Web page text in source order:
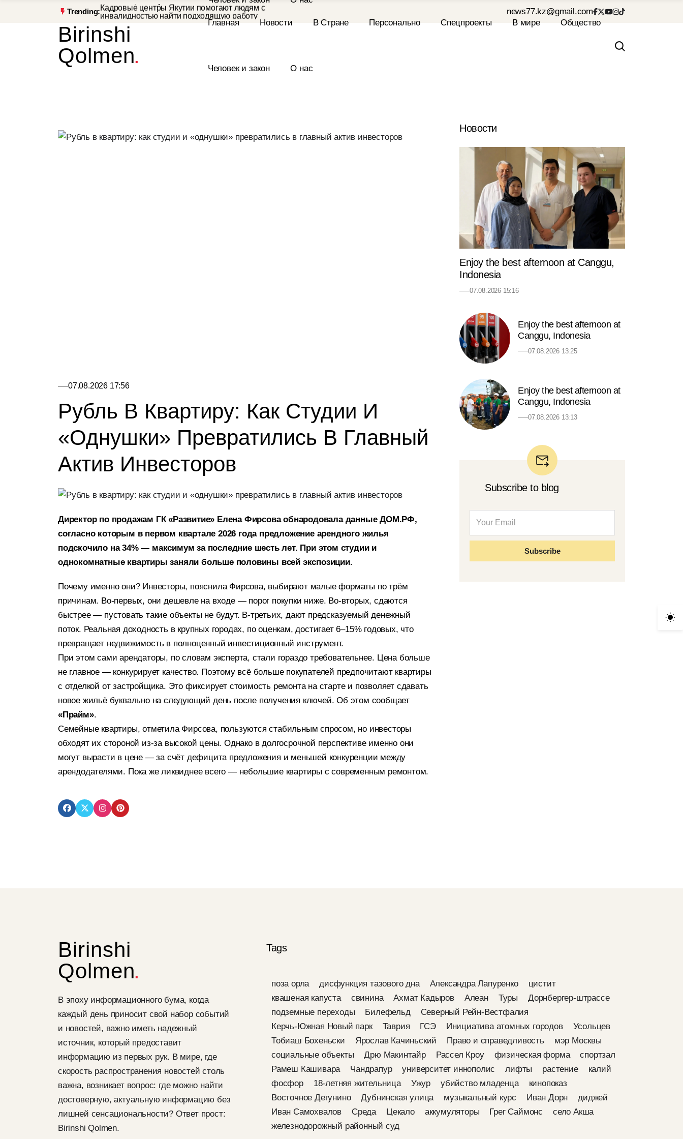
Trending:Кадровые центры Якутии помогают людям с
инвалидностью найти подходящую работу
Депутат Госдумы Толмачев озвучил истинный смысл
слов президента Польши
Магаданская область впервые примет туристский слёт
news77.kz@gmail.com
Birinshi
Qolmen
07.08.2026 17:56
Рубль В Квартиру: Как Студии И
«однушки» Превратились В Главный
Актив Инвесторов
Директор по продажам ГК «Развитие» Елена Фирсова обнародовала данные ДОМ.РФ,
согласно которым в первом квартале 2026 года предложение арендного жилья
подскочило на 34% — максимум за последние шесть лет. При этом студии и
однокомнатные квартиры заняли больше половины всей экспозиции.
Почему именно они? Инвесторы, пояснила Фирсова, выбирают малые форматы по трём
причинам. Во-первых, они дешевле на входе — порог покупки ниже. Во-вторых, сдаются
быстрее — пустовать такие объекты не будут. В-третьих, дают предсказуемый денежный
поток. Реальная доходность в крупных городах, по оценкам, достигает 6–15% годовых, что
превращает недвижимость в полноценный инвестиционный инструмент.
При этом сами арендаторы, по словам эксперта, стали гораздо требовательнее. Цена больше
не главное — конкурирует качество. Поэтому всё больше покупателей предпочитают квартиры
с отделкой от застройщика. Это фиксирует стоимость ремонта на старте и позволяет сдавать
новое жильё буквально на следующий день после получения ключей. Об этом сообщает
«Прайм».
Семейные квартиры, отметила Фирсова, пользуются стабильным спросом, но инвесторы
обходят их стороной из-за высокой цены. Однако в долгосрочной перспективе именно они
могут вырасти в цене — за счёт дефицита предложения и меньшей конкуренции между
арендодателями. Пока же ликвиднее всего — небольшие квартиры с современным ремонтом.
Новости
Enjoy the best afternoon at Canggu,
Indonesia
07.08.2026 15:16
Enjoy the best afternoon at
Canggu, Indonesia
07.08.2026 13:25
Enjoy the best afternoon at
Canggu, Indonesia
07.08.2026 13:13
Subscribe to blog
Birinshi
Qolmen
В эпоху информационного бума, когда
каждый день приносит свой набор событий
и новостей, важно иметь надежный
источник, который предоставит
информацию из первых рук. В мире, где
скорость распространения новостей столь
важна, возникает вопрос: где можно найти
достоверную, актуальную информацию без
лишней сенсациональности? Ответ прост:
Birinshi Qolmen.
Tags
поза орла дисфункция тазового дна Александра Лапуренко
цистит
квашеная капуста
свинина Ахмат Кадыров Алеан Туры
Дорнбергер-штрассе
подземные переходы
Билефельд
Северный Рейн-Вестфалия
Керчь-Южная Новый парк
Таврия ГСЭ Инициатива атомных городов
Усольцев
Тобиаш Бохеньски
Ярослав Качиньский Право и справедливость
мэр Москвы
социальные объекты
Дрю Макинтайр Рассел Кроу физическая форма
спортзал
Рамеш Кашивара
Чандрапур университет иннополис лифты растение
калий
фосфор
18-летняя жительница Ужур убийство младенца
кинопоказ
Восточное Дегунино
Дубнинская улица музыкальный курс Иван Дорн
диджей
Иван Самохвалов
Среда Цекало аккумуляторы Грег Саймонс
село Акша
железнодорожный районный суд